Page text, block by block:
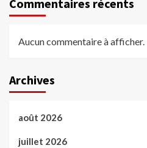
Commentaires récents
Aucun commentaire à afficher.
Archives
août 2026
juillet 2026